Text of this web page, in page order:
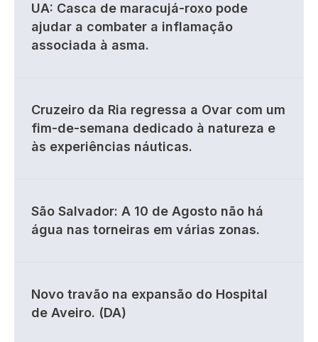
UA: Casca de maracujá-roxo pode
ajudar a combater a inflamação
associada à asma.
Cruzeiro da Ria regressa a Ovar com um
fim-de-semana dedicado à natureza e
às experiências náuticas.
São Salvador: A 10 de Agosto não há
água nas torneiras em várias zonas.
Novo travão na expansão do Hospital
de Aveiro. (DA)